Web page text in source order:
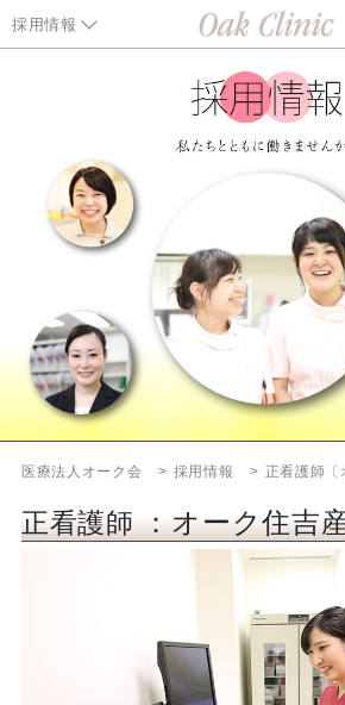
採用情報
医師（内科部長）
准看護師
ナースアシスタント
エンブリオロジスト
臨床検査技師
ヘルプセンター電話受付
医療法人オーク会 採用情報 正看護師〔
正看護師：オーク住吉